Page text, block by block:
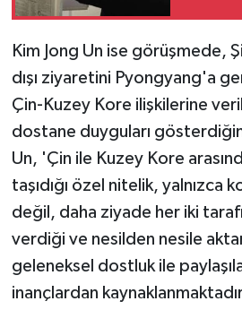
Kim Jong Un ise görüşmede,
dışı ziyaretini Pyongyang'a
Çin-Kuzey Kore ilişkilerine
dostane duyguları
Un, 'Çin ile Kuzey Kore
taşıdığı özel nitelik, yalnızca
değil, daha ziyade her iki
verdiği ve nesilden nesile
geleneksel dostluk ile
inançlardan